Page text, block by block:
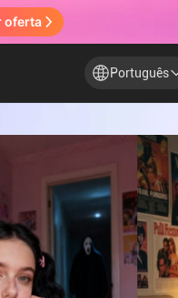
Português
oferta